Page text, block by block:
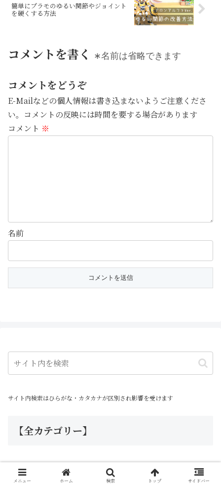
簡単にプラモのゆるい関節やジョイント
を硬くする方法
コメントを書く ∗名前は省略できます
コメントをどうぞ
E-Mailなどの個人情報は書き込まないようご注意くださ
い。コメントの反映には時間を要する場合があります
コメント ※
名前
サイト内検索はひらがな・カタカナが区別され影響を受けます
【全カテゴリー】
アニメ 24
メニュー ホーム 検索 トップ サイドバー